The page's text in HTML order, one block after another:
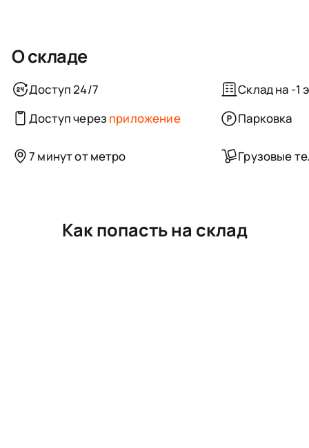
О складе
Доступ 24/7
Склад на -1
Доступ через приложение Парковка
7 минут от метро Грузовые
Как попасть на склад